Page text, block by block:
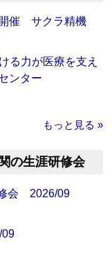
催 サクラ精機
る力が医療を支え
ンター
もっと見る »
の生涯研修会
会 2026/09